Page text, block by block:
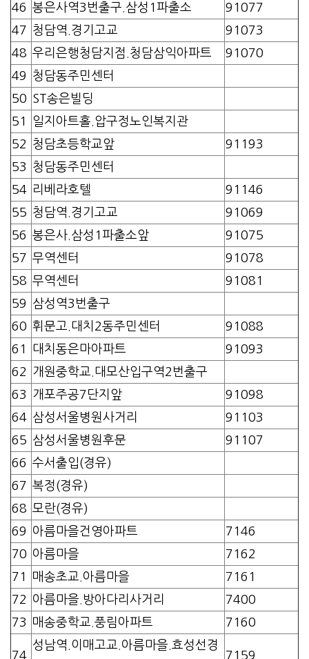
46 봉은사역3번출구.삼성1파출소
91077
47 청담역.경기고교
91073
48 우리은행청담지점.청담삼익아파트
91070
49
청담동주민센터
50 ST송은빌딩
51
일지아트홀.압구정노인복지관
52
청담초등학교앞
91193
53
청담동주민센터
54 리베라호텔
91146
55 청담역.경기고교
91069
56 봉은사.삼성1파출소앞
91075
57 무역센터
91078
58 무역센터
91081
59
삼성역3번출구
60 휘문고.대치2동주민센터
91088
61
대치동은마아파트
91093
62
개원중학교.대모산입구역2번출구
63
개포주공7단지앞
91098
64 삼성서울병원사거리
91103
65 삼성서울병원후문
91107
66 수서출입(경유)
67 복정(경유)
68 모란(경유)
69
아름마을건영아파트
7146
70 아름마을
7162
71
매송초교.아름마을
7161
72
아름마을.방아다리사거리
7400
73
매송중학교.풍림아파트 7160
74
성남역.이매고교.아름마을.효성선경
7159